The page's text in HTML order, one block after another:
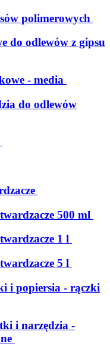
polimerowych
do odlewów z gipsu
- media
do odlewów
500 ml
1 l
5 l
i popiersia - rączki
i narzędzia -